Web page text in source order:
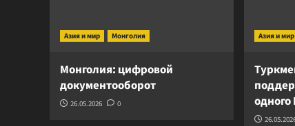
Азия и мир Монголия
Монголия: цифровой
документооборот
26.05.2026 0
Азия и мир
одного